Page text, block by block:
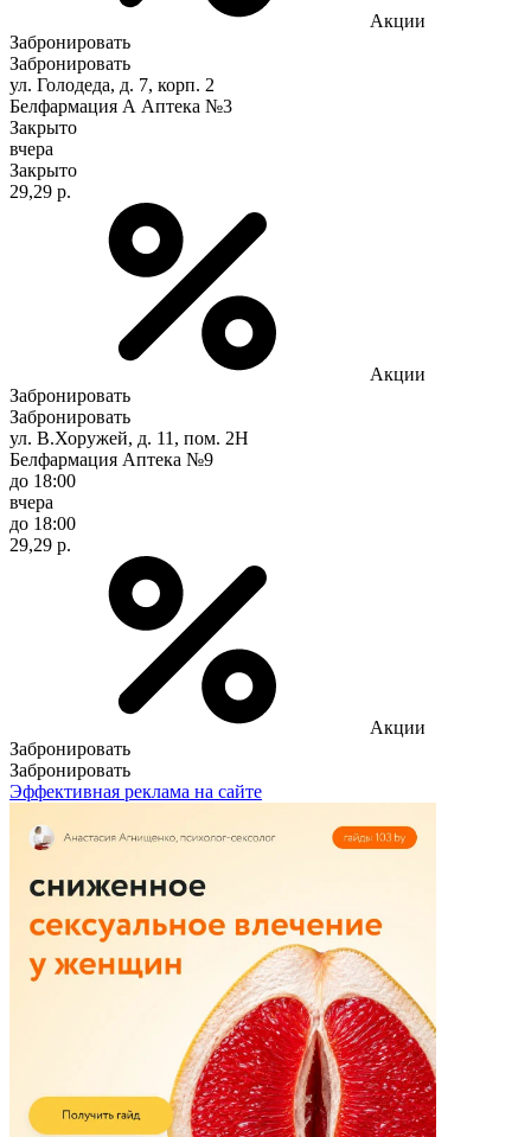
Акции
Забронировать
Забронировать
ул. Голодеда, д. 7, корп. 2
Белфармация А Аптека №3
Закрыто
вчера
Закрыто
29,29 р.
Акции
Забронировать
Забронировать
ул. В.Хоружей, д. 11, пом. 2Н
Белфармация Аптека №9
до 18:00
вчера
до 18:00
29,29 р.
Акции
Забронировать
Забронировать
Эффективная реклама на сайте